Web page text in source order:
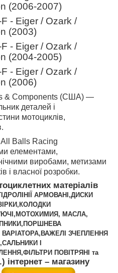
(2006-2007)
- Eiger / Ozark /
(2003)
- Eiger / Ozark /
(2004-2005)
- Eiger / Ozark /
(2006)
& Components (США) —
деталей і
мотоциклів,
All Balls Racing
елементами,
виробами, метизами
і власної розробки.
матеріалів
АРМОВАНІ,ДИСКИ
МАСЛА,
ЗЧЕПЛЕННЯ
І
ПОВІТРЯНІ та
інтернет – магазину